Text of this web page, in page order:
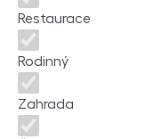
Restaurace
Rodinný
Zahrada